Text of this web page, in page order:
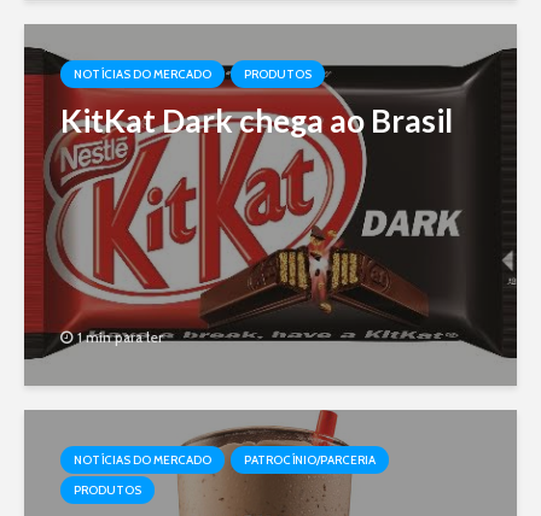
NOTÍCIAS DO MERCADO PRODUTOS
KitKat Dark chega ao Brasil
1 min para ler
NOTÍCIAS DO MERCADO
PATROCÍNIO/PARCERIA
PRODUTOS